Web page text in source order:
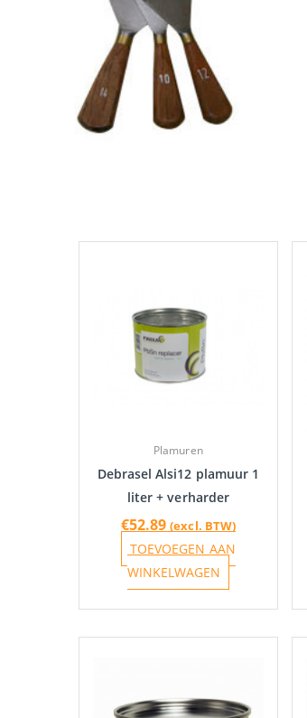
Plamuren
Debrasel Alsi12 plamuur 1
liter + verharder
€52.89 (excl. BTW)
TOEVOEGEN AAN
WINKELWAGEN